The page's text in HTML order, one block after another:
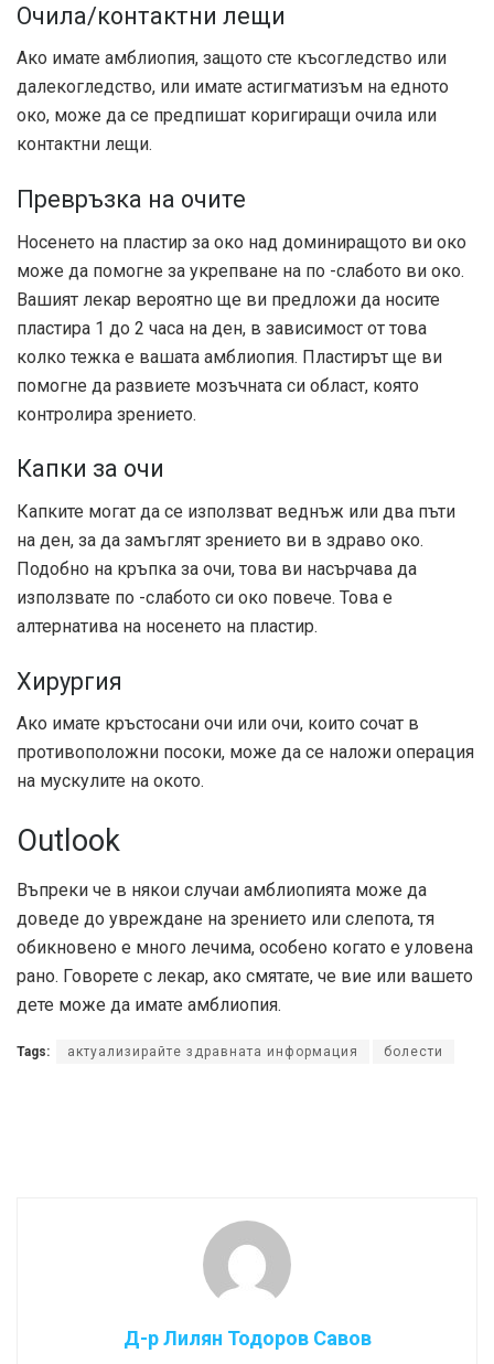
Очила/контактни лещи
Ако имате амблиопия, защото сте късогледство или
далекогледство, или имате астигматизъм на едното
око, може да се предпишат коригиращи очила или
контактни лещи.
Превръзка на очите
Носенето на пластир за око над доминиращото ви око
може да помогне за укрепване на по -слабото ви око.
Вашият лекар вероятно ще ви предложи да носите
пластира 1 до 2 часа на ден, в зависимост от това
колко тежка е вашата амблиопия. Пластирът ще ви
помогне да развиете мозъчната си област, която
контролира зрението.
Капки за очи
Капките могат да се използват веднъж или два пъти
на ден, за да замъглят зрението ви в здраво око.
Подобно на кръпка за очи, това ви насърчава да
използвате по -слабото си око повече. Това е
алтернатива на носенето на пластир.
Хирургия
Ако имате кръстосани очи или очи, които сочат в
противоположни посоки, може да се наложи операция
на мускулите на окото.
Outlook
Въпреки че в някои случаи амблиопията може да
доведе до увреждане на зрението или слепота, тя
обикновено е много лечима, особено когато е уловена
рано. Говорете с лекар, ако смятате, че вие ​​или вашето
дете може да имате амблиопия.
Tags: актуализирайте здравната информация болести
Д-р Лилян Тодоров Савов